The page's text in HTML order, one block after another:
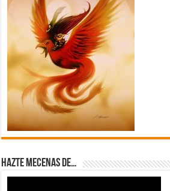
Hazte Mecenas de…